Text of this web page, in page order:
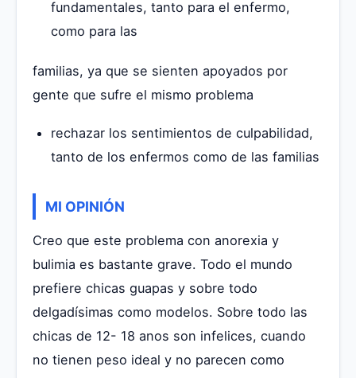
fundamentales, tanto para el enfermo,
como para las
familias, ya que se sienten apoyados por
gente que sufre el mismo problema
rechazar los sentimientos de culpabilidad,
tanto de los enfermos como de las familias
MI OPINIÓN
Creo que este problema con anorexia y
bulimia es bastante grave. Todo el mundo
prefiere chicas guapas y sobre todo
delgadísimas como modelos. Sobre todo las
chicas de 12- 18 anos son infelices, cuando
no tienen peso ideal y no parecen como